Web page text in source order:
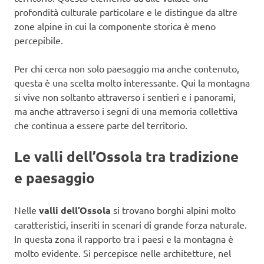
profondità culturale particolare e le distingue da altre
zone alpine in cui la componente storica è meno
percepibile.
Per chi cerca non solo paesaggio ma anche contenuto,
questa è una scelta molto interessante. Qui la montagna
si vive non soltanto attraverso i sentieri e i panorami,
ma anche attraverso i segni di una memoria collettiva
che continua a essere parte del territorio.
Le valli dell’Ossola tra tradizione
e paesaggio
Nelle valli dell’Ossola si trovano borghi alpini molto
caratteristici, inseriti in scenari di grande forza naturale.
In questa zona il rapporto tra i paesi e la montagna è
molto evidente. Si percepisce nelle architetture, nel